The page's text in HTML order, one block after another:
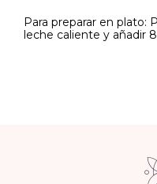
Para preparar en plato:
leche caliente y añadir